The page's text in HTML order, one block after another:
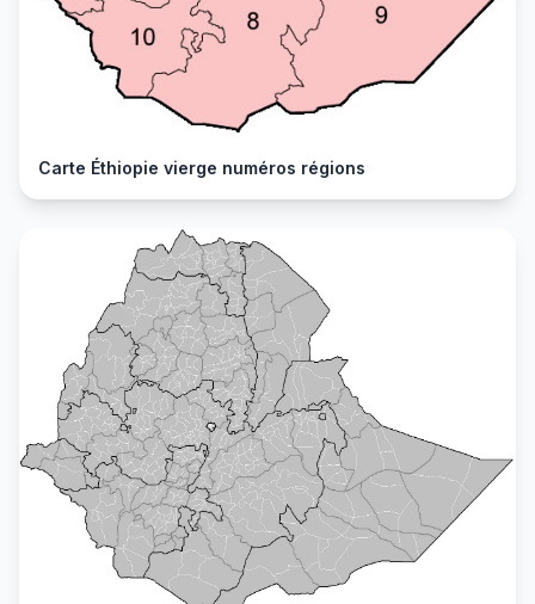
Carte Éthiopie vierge numéros régions